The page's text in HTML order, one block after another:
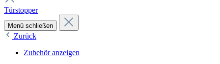
Türstopper
Menü schließen
Zurück
Zubehör anzeigen